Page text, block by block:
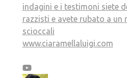
indagini e i testimoni siete
razzisti e avete rubato a un
scioccali
www.ciaramellaluigi.com